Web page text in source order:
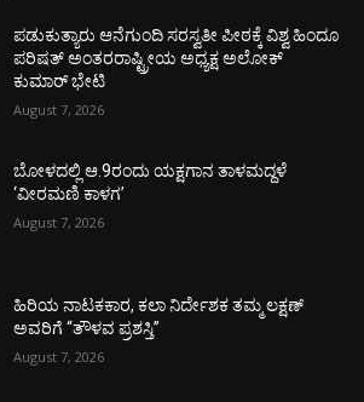
ಪಡುಕುತ್ಯಾರು ಆನೆಗುಂದಿ ಸರಸ್ವತೀ ಪೀಠಕ್ಕೆ ವಿಶ್ವ ಹಿಂದೂ
ಪರಿಷತ್ ಅಂತರರಾಷ್ಟ್ರೀಯ ಅಧ್ಯಕ್ಷ ಅಲೋಕ್
ಕುಮಾರ್ ಭೇಟಿ
August 7, 2026
ಬೋಳದಲ್ಲಿ ಆ.9ರಂದು ಯಕ್ಷಗಾನ ತಾಳಮದ್ದಳೆ
‘ವೀರಮಣಿ ಕಾಳಗ’
August 7, 2026
ಹಿರಿಯ ನಾಟಕಕಾರ, ಕಲಾ ನಿರ್ದೇಶಕ ತಮ್ಮ ಲಕ್ಷಣ್
ಅವರಿಗೆ “ತೌಳವ ಪ್ರಶಸ್ತಿ”
August 7, 2026